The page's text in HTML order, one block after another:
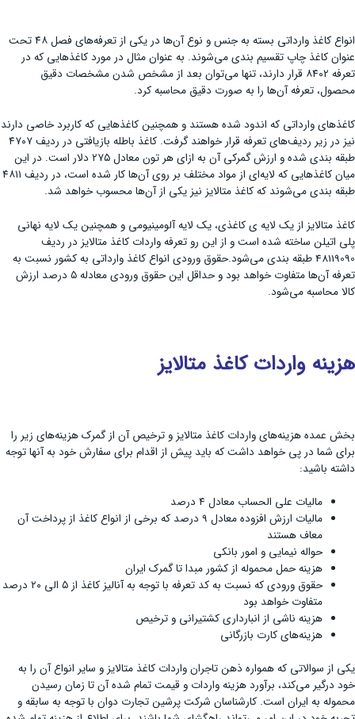
انواع کاغذ وارداتی بسته به جنس و نوع آن‌ها در یکی از تعرفه‌های فصل ۴۸ تحت
عنوان کاغذ چاپ تقسیم بندی می‌شوند. به عنوان مثال در مورد کاغذهایی که در
تعرفه ۸۴۰۲ قرار دارند، تنها می‌توان بعد از مشخص شدن مشخصات دقیق
محصول، تعرفه آن‌ها را به صورت دقیق محاسبه کرد.
کاغذ‌های وارداتی که اندود شده هستند و همچنین کاغذ‌هایی که کاربرد خاصی دارند
نیز در زیر ردیف‌های تعرفه قرار خواهند گرفت. کاغذ باطله بازیافتی در ردیف ۴۷۰۷
طبقه بندی شده و ارزش گمرکی آن به ازای هر تون معادل ۲۷۵ دلار است. در این
میان کاغذهایی که لایه‌ای از مواد مختلف بر روی آن‌ها کار شده است، در ردیف ۴۸۱۱
طبقه بندی می‌شوند که کاغذ متالایز نیز یکی از آن‌ها محسوب خواهد شد.
کاغذ متالایز از یک لایه ی کاغذی، یک لایه آلومینیومی ‌و همچنین یک لایه نهانی
پلی اتیلن ساخته شده است و از این رو تعرفه واردات کاغذ متالایز در ردیف
48119090 طبقه بندی می‌شود.حقوق ورودی انواع کاغذ وارداتی به کشور نسبت به
تعرفه آن‌ها متفاوت خواهد بود و حداقل این حقوق ورودی معادله ۵ درصد ارزش
کالا محاسبه می‌شود.
هزینه واردات کاغذ متالایز
بخش عمده هزینه‌های واردات کاغذ متالایز و ترخیص آن از گمرک هزینه‌های زیر را
برای شما در پی خواهد داشت که باید پیش از اقدام برای سفارش خود به آنها توجه
داشته باشید:
مالیات علی الحساب معادل ۴ درصد
مالیات ارزش افزوده معادل 9 درصد که برخی از انواع کاغذ از پرداخت آن
معاف هستند
حواله نیمایی و امور بانکی
هزینه حمل محموله از کشور مبدا تا گمرک ایران
حقوق ورودی که نسبت به کد تعرفه با توجه به آنالیز کاغذ از ۵ الی ۲۰ درصد
متفاوت خواهد بود
هزینه ناشی از انبارداری کشتیرانی و ترخیص
هزینه‌های کارت بازرگانی
یکی از سوالاتی که همواره ذهن تاجران واردات کاغذ متالایز و سایر انواع آن را به
خود درگیر می‌کند، برآورد هزینه واردات و قیمت تمام شده آن تا زمان رسیدن
محموله به ایران است. کارشناسان شرکت پرشین تجارت دوان با توجه به سابقه و